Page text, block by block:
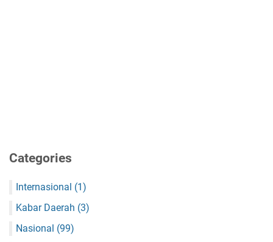
Categories
Internasional (1)
Kabar Daerah (3)
Nasional (99)